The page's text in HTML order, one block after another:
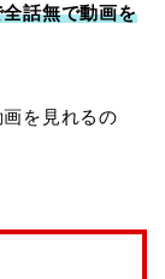
話無で動画を
を見れるの